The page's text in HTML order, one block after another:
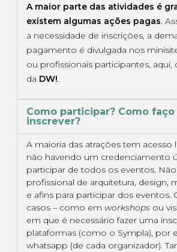
A maior parte das atividades é
existem algumas ações pagas.
a necessidade de inscrições, a
pagamento é divulgada nos
ou profissionais participantes, aqui,
da DW!.
Como participar? Como faço
inscrever?
A maioria das atrações tem acesso
não havendo um credenciamento
participar de todos os eventos.
profissional de arquitetura, design,
e afins para participar dos eventos.
casos – como em workshops ou
em que é necessário fazer uma
plataformas (como o Sympla), por
whatsapp (de cada organizador).